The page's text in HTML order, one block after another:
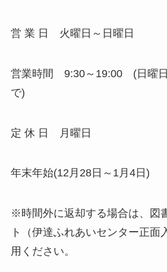
営 業 日 火曜日～日曜日
営業時間 9:30～19:00 (日曜日
で)
定 休 日 月曜日
年末年始(12月28日～1月4日)
※時間外に返却する場合は、図
ト（伊達ふれあいセンター正面
用ください。